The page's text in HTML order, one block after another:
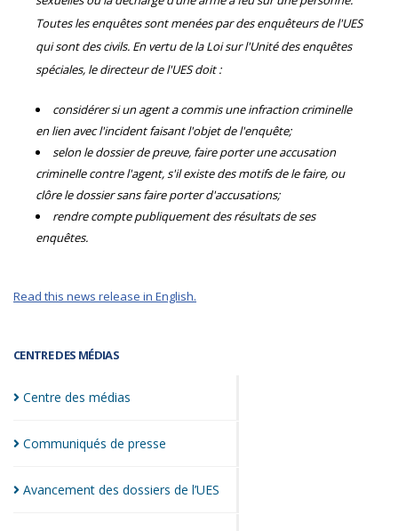
CENTRE DES MÉDIAS
Centre des médias
Communiqués de presse
Avancement des dossiers de l’UES
Toutes les enquêtes sont menées par des enquêteurs de l'UES
qui sont des civils. En vertu de la Loi sur l'Unité des enquêtes
spéciales, le directeur de l'UES doit :
considérer si un agent a commis une infraction criminelle
en lien avec l'incident faisant l'objet de l'enquête;
selon le dossier de preuve, faire porter une accusation
criminelle contre l'agent, s'il existe des motifs de le faire, ou
clôre le dossier sans faire porter d'accusations;
rendre compte publiquement des résultats de ses
enquêtes.
Read this news release in English.